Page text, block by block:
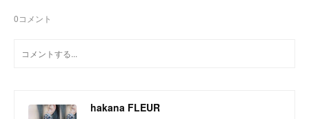
0コメント
hakana FLEUR